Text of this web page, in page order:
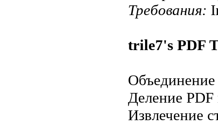
Требования:
trile7's PDF
Деление
Извлечение